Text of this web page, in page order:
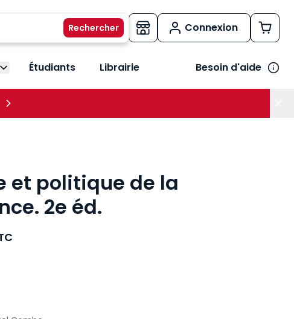
Connexion
Vos métiers
Afficher le sous-menu Vos besoins
Étudiants Librairie Besoin d'aide
et politique de la
2e éd.